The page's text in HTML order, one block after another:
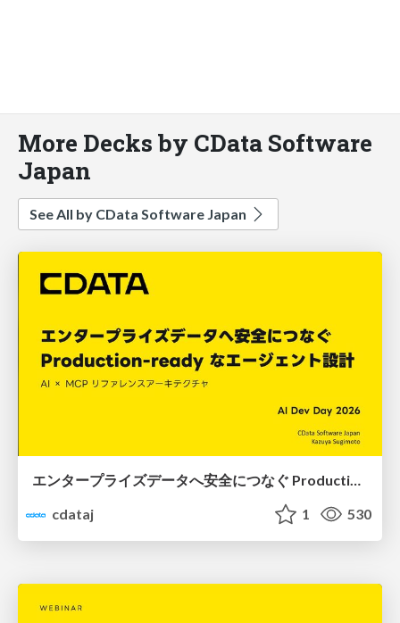
More Decks by CData Software
Japan
See All by CData Software Japan
エンタープライズデータへ安全につなぐ Production-ready なエージェント設計 ― AI × MCP リファレンスアーキテクチャ ― #AIDevDay
cdataj
1 530